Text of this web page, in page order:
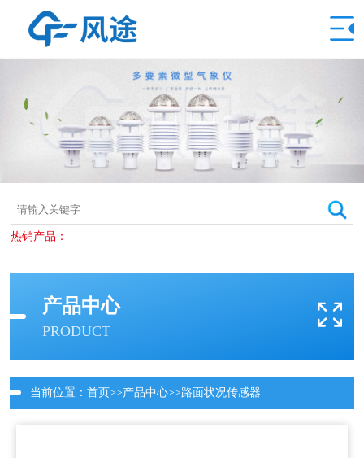
热销产品：
产品中心
PRODUCT
当前位置： 首页>>产品中心>>路面状况传感器